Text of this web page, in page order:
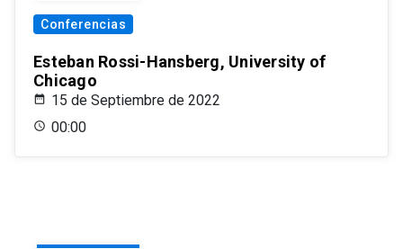
Conferencias
Esteban Rossi-Hansberg, University of
Chicago
15 de Septiembre de 2022
00:00